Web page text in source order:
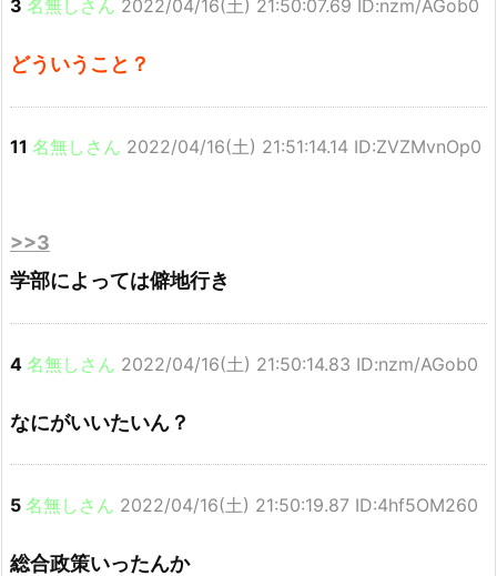
3 名無しさん 2022/04/16(土) 21:50:07.69 ID:nzm/AGob0
どういうこと？
11 名無しさん 2022/04/16(土) 21:51:14.14 ID:ZVZMvnOp0
>>3
学部によっては僻地行き
4 名無しさん 2022/04/16(土) 21:50:14.83 ID:nzm/AGob0
なにがいいたいん？
5 名無しさん 2022/04/16(土) 21:50:19.87 ID:4hf5OM260
総合政策いったんか